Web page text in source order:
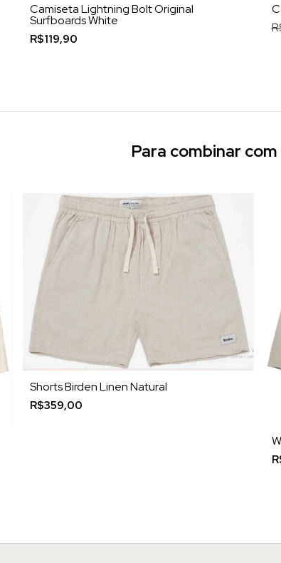
Camiseta Lightning Bolt Original
Surfboards White
R$119,90
Para combinar
Shorts Birden Linen Natural
R$359,00